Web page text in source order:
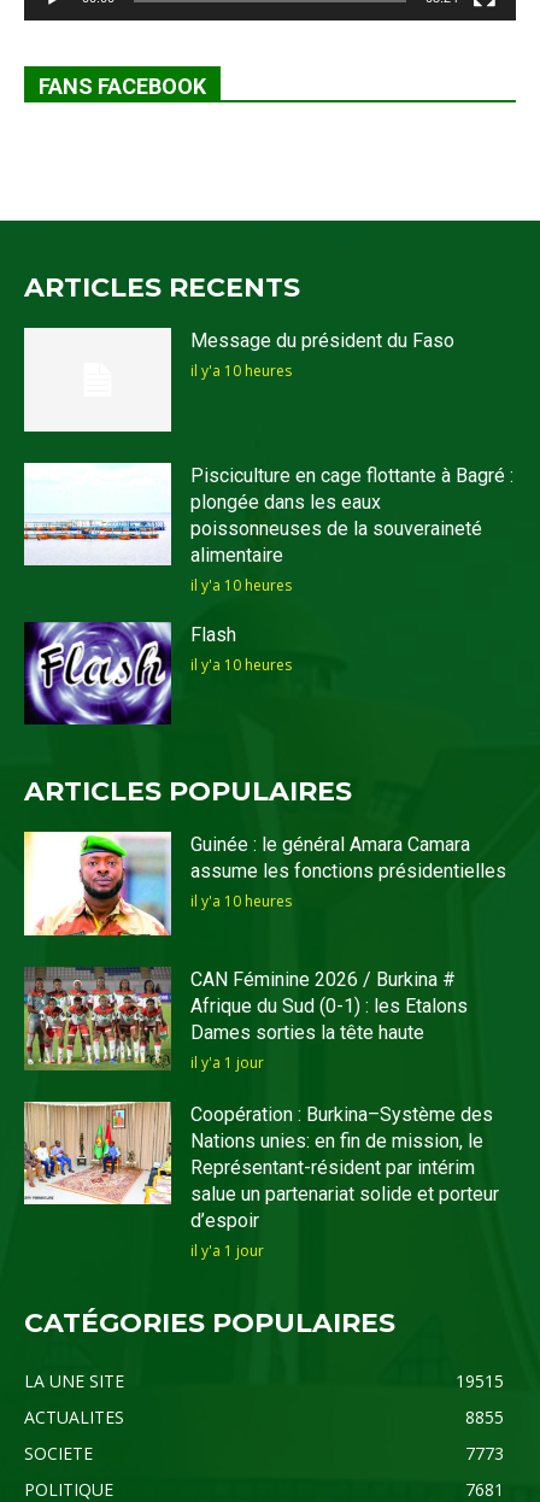
FANS FACEBOOK
ARTICLES RECENTS
Message du président du Faso
il y'a 10 heures
Pisciculture en cage flottante à Bagré :
plongée dans les eaux
poissonneuses de la souveraineté
alimentaire
il y'a 10 heures
Flash
il y'a 10 heures
ARTICLES POPULAIRES
Guinée : le général Amara Camara
assume les fonctions présidentielles
il y'a 10 heures
CAN Féminine 2026 / Burkina #
Afrique du Sud (0-1) : les Etalons
Dames sorties la tête haute
il y'a 1 jour
Coopération : Burkina–Système des
Nations unies: en fin de mission, le
Représentant-résident par intérim
salue un partenariat solide et porteur
d’espoir
il y'a 1 jour
CATÉGORIES POPULAIRES
LA UNE SITE
19515
ACTUALITES
8855
SOCIETE
7773
POLITIQUE
7681